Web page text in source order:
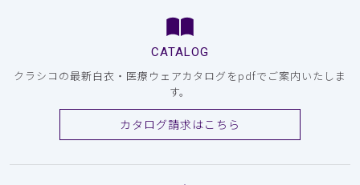
CATALOG
クラシコの最新白衣・医療ウェアカタログをpdfでご案内いたしま
す。
カタログ請求はこちら